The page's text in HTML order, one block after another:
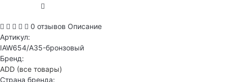
0 отзывов Описание
Артикул:
IAW654/A35-бронзовый
Бренд:
ADD (все товары)
Страна бренда: